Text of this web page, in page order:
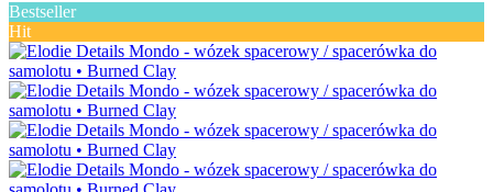
Bestseller
Hit